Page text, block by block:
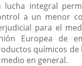
lucha integral
a un menor
para el
Europea de
químicos de
en general.